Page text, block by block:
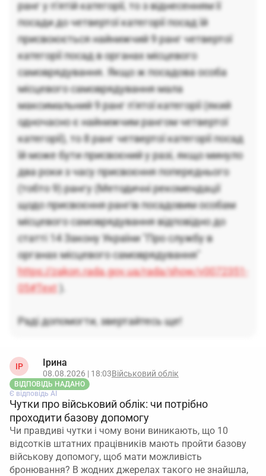
ранг у п'ятій категорії, то з віднесенням її
посади до четвертої категорії посад їй
присвоюється найнижчий 9 ранг четвертої
категорії посад в органах місцевого
самоврядування. Якщо ж посадова особа
місцевого самоврядування мала
максимальний 9 ранг п'ятої категорії (який
одночасно є найнижчим рангом четвертої
категорії), то 8 ранг четвертої категорії посад
їй може бути присвоєний у разі, якщо минуло
два роки з часу присвоєння попереднього
(тобто 9) рангу (Методичні рекомендації
щодо присвоєння рангів посадовим особам
місцевого самоврядування відповідно до
статті 14 Закону України "Про службу в
органах місцевого самоврядування"
https://zakon.rada.gov.ua/rada/show/v0072351-
05#Text ).
Раді допомогти, звертайтесь ще!
ІР Ірина
08.08.2026 | 18:03Військовий облік
ВІДПОВІДЬ НАДАНО
Є відповідь АІ
Чутки про військовий облік: чи потрібно
проходити базову допомогу
Чи правдиві чутки і чому вони виникають, що 10
відсотків штатних працівників мають пройти базову
військову допомогу, щоб мати можливість
бронювання? В жодних джерелах такого не знайшла,